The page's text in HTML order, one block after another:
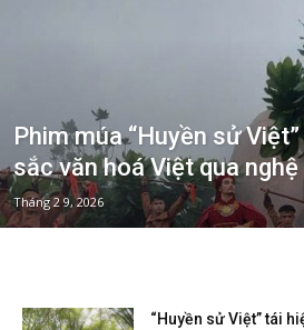
Phim múa “Huyền sử
sắc văn hoá Việt qua
Tháng 2 9, 2026
“Huyền sử Việt” tái